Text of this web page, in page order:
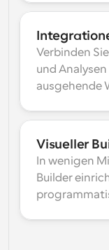
Verbinden
und
ausgehende
Visueller
In wenigen
Builder